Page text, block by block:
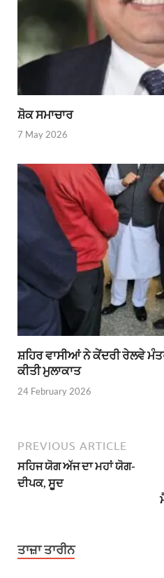
ਸ਼ੋਕ ਸਮਾਚਾਰ
7 May 2026
ਸ਼ਹਿਰ ਵਾਸੀਆਂ ਨੇ ਕੇਂਦਰੀ ਰੇਲਵੇ
ਕੀਤੀ ਮੁਲਾਕਾਤ
24 February 2026
PREVIOUS ARTICLE
ਸਹਿਜ ਯੋਗ ਅੱਜ ਦਾ ਮਹਾਂ ਯੋਗ-
ਦੀਪਕ, ਸੂਦ
ਤਾਜ਼ਾ ਤਾਰੀਨ